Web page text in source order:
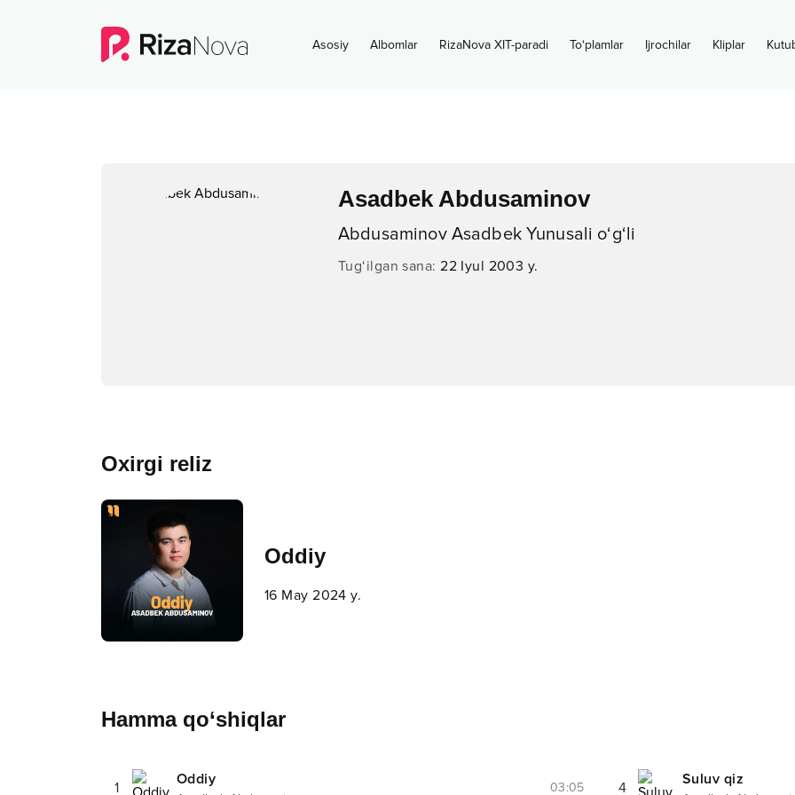
Asosiy Albomlar RizaNova XIT-paradi To‘plamlar Ijrochilar Kliplar
Asadbek Abdusaminov
Abdusaminov Asadbek Yunusali o‘g‘li
Tug‘ilgan sana:22 Iyul 2003 y.
Oxirgi reliz
Oddiy
16 May 2024 y.
Hamma qo‘shiqlar
1 Oddiy 03:05 4 Suluv qiz